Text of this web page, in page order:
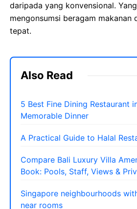
daripada yang konvensional.
mengonsumsi beragam makanan
tepat.
Also Read
5 Best Fine Dining Restaurant
Memorable Dinner
A Practical Guide to Halal
Compare Bali Luxury Villa
Book: Pools, Staff, Views &
Singapore neighbourhoods
near rooms